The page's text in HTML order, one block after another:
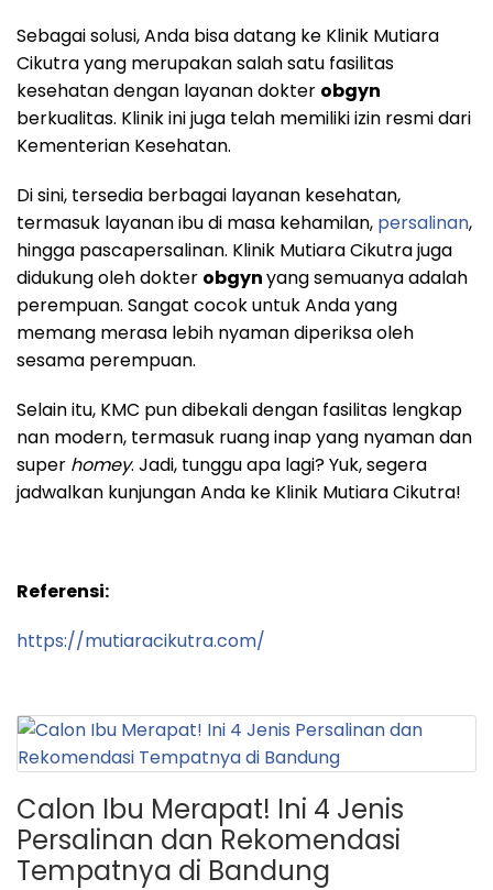
Sebagai solusi, Anda bisa datang ke Klinik Mutiara
Cikutra yang merupakan salah satu fasilitas
kesehatan dengan layanan dokter obgyn
berkualitas. Klinik ini juga telah memiliki izin resmi dari
Kementerian Kesehatan.
Di sini, tersedia berbagai layanan kesehatan,
termasuk layanan ibu di masa kehamilan, persalinan,
hingga pascapersalinan. Klinik Mutiara Cikutra juga
didukung oleh dokter obgynyang semuanya adalah
perempuan. Sangat cocok untuk Anda yang
memang merasa lebih nyaman diperiksa oleh
sesama perempuan.
Selain itu, KMC pun dibekali dengan fasilitas lengkap
nan modern, termasuk ruang inap yang nyaman dan
super homey. Jadi, tunggu apa lagi? Yuk, segera
jadwalkan kunjungan Anda ke Klinik Mutiara Cikutra!
Referensi:
https://mutiaracikutra.com/
Calon Ibu Merapat! Ini 4 Jenis
Persalinan dan Rekomendasi
Tempatnya di Bandung